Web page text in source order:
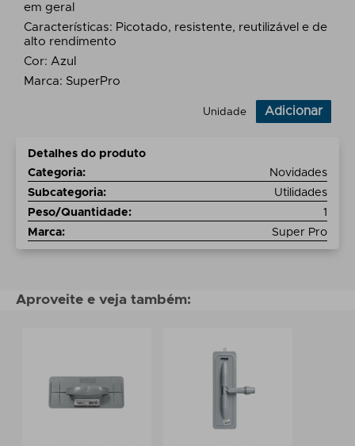
em geral
Características: Picotado, resistente, reutilizável e de
alto rendimento
Cor: Azul
Marca: SuperPro
Unidade Adicionar
Detalhes do produto
Categoria:
Novidades
Subcategoria:
Utilidades
Peso/Quantidade:
1
Marca: Super Pro
Aproveite e veja também: